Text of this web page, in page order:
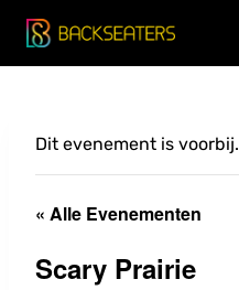
Doorgaan
naar
Dit evenement is voorbij.
« Alle Evenementen
Scary Prairie